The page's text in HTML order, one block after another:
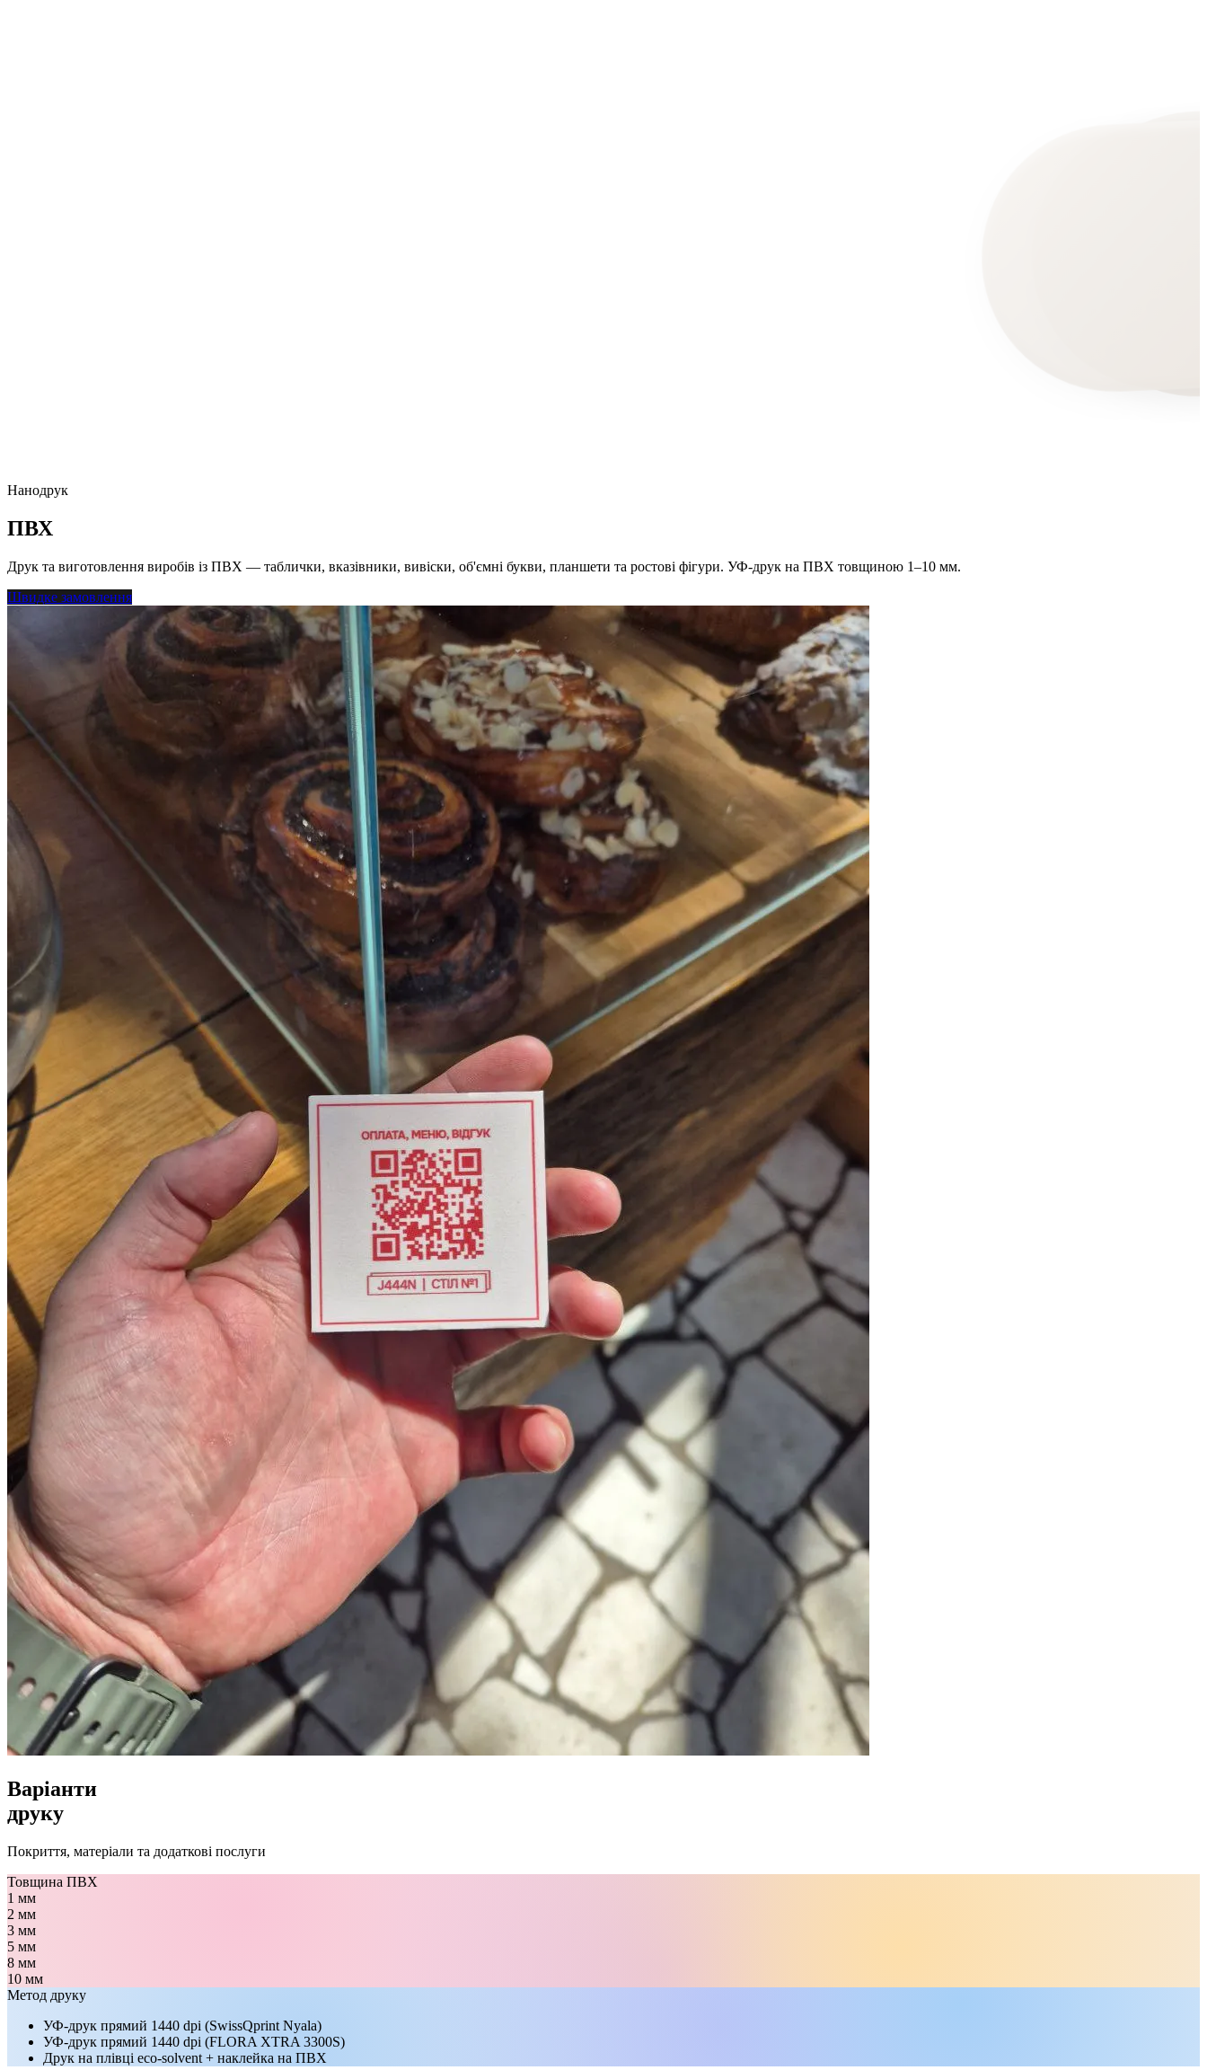
Нанодрук
ПВХ
Друк та виготовлення виробів із ПВХ — таблички, вказівники, вивіски, об'ємні букви, планшети та ростові фігури. УФ-друк на ПВХ товщиною 1–10 мм.
Швидке замовлення
Варіанти
друку
Покриття, матеріали та додаткові послуги
Товщина ПВХ
1 мм
2 мм
3 мм
5 мм
8 мм
10 мм
Метод друку
УФ-друк прямий 1440 dpi (SwissQprint Nyala)
УФ-друк прямий 1440 dpi (FLORA XTRA 3300S)
Друк на плівці eco-solvent + наклейка на ПВХ